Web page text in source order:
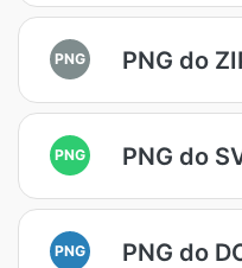
PNG PNG do
PNG PNG do
PNG PNG do